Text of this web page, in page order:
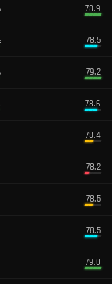
78.9
78.5
79.2
78.6
78.4
78.2
78.5
78.5
79.0